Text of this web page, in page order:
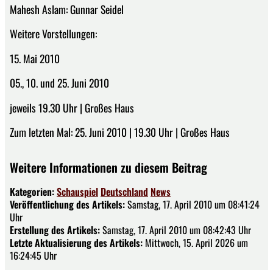
Mahesh Aslam: Gunnar Seidel
Weitere Vorstellungen:
15. Mai 2010
05., 10. und 25. Juni 2010
jeweils 19.30 Uhr | Großes Haus
Zum letzten Mal: 25. Juni 2010 | 19.30 Uhr | Großes Haus
Weitere Informationen zu diesem Beitrag
Kategorien:Schauspiel Deutschland News
Veröffentlichung des Artikels:Samstag, 17. April 2010 um 08:41:24
Uhr
Erstellung des Artikels:Samstag, 17. April 2010 um 08:42:43 Uhr
Letzte Aktualisierung des Artikels: Mittwoch, 15. April 2026 um
16:24:45 Uhr